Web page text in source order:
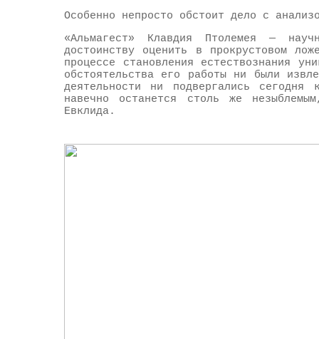
Особенно непросто обстоит дело с
«Альмагест» Клавдия Птолемея —
достоинству оценить в прокрустовом
процессе становления естествознания
обстоятельства его работы ни были
деятельности ни подвергались
навечно останется столь же
Евклида.